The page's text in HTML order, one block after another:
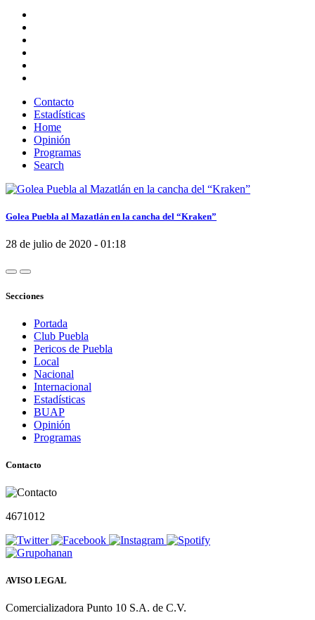
Contacto
Estadísticas
Home
Opinión
Programas
Search
Golea Puebla al Mazatlán en la cancha del “Kraken”
28 de julio de 2020 - 01:18
Secciones
Portada
Club Puebla
Pericos de Puebla
Local
Nacional
Internacional
Estadísticas
BUAP
Opinión
Programas
Contacto
4671012
AVISO LEGAL
Comercializadora Punto 10 S.A. de C.V.